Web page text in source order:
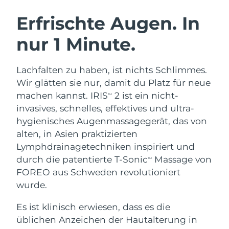
Erfrischte Augen. In
nur 1 Minute.
Lachfalten zu haben, ist nichts Schlimmes.
Wir glätten sie nur, damit du Platz für neue
machen kannst. IRISTM
2 ist ein nicht-
invasives, schnelles, effektives und ultra-
hygienisches Augenmassagegerät, das von
alten, in Asien praktizierten
Lymphdrainagetechniken inspiriert und
durch die patentierte T-SonicTM
Massage von
FOREO aus Schweden revolutioniert
wurde.
Es ist klinisch erwiesen, dass es die
üblichen Anzeichen der Hautalterung in
LUNA™ 4 Set
Anti-aging massage
LUNA™ 4 Plus
Massage, LED heating
BEAR™ 2 Set
Microcurrent toning
BEAR™ 2 go
Microcurrent toning on-the-go
Hydratisierung
UFO™ 3 Set
Deep facial hydration
Near-infrared and red light therapy
device
Mundpflege
issa™ 4
Hybrid silicone sonic toothbrush
Smart hybrid silicone sonic toothbrush
FAQ™ ANTI-AGING-BEHANDLUNG
Anti-aging LED-Behandlungen
NEW
Österreich Erwartete Lieferung
Bahrain Erwartete Lieferung
Belgien Erwartete Lieferung 8/11/26
Bermuda Erwartete Lieferung
Bosnien und
Herzegowina
Erwartete Lieferung
Brunei Darussalam Erwartete Lieferung8/16/26
Bulgarien
Kanada Erwartete Lieferung